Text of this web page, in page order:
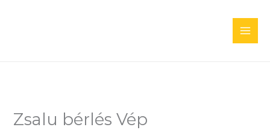
Zsalu bérlés Vép